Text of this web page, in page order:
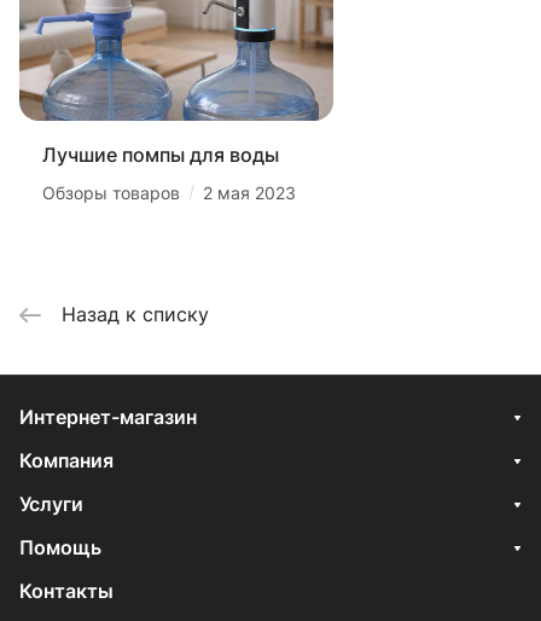
Лучшие помпы для воды
Обзоры товаров / 2 мая 2023
Назад к списку
Интернет-магазин
Компания
Услуги
Помощь
Контакты